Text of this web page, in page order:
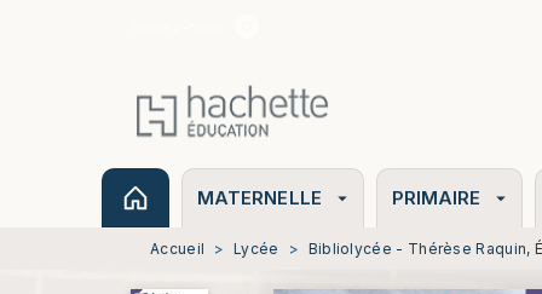
MATERNELLE arrow_drop_down PRIMAIRE arrow_drop_down
Accueil > Lycée > Bibliolycée - Thérèse Raquin,